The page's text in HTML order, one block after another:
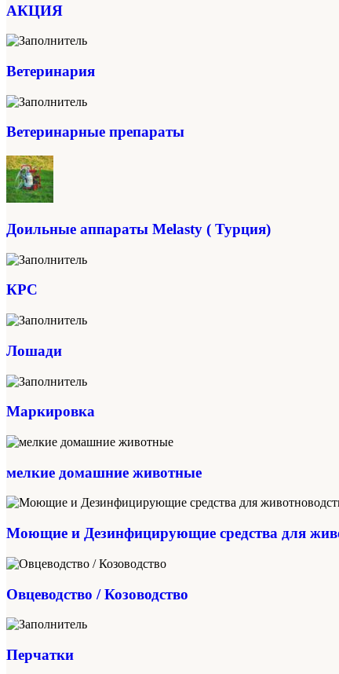
АКЦИЯ
Ветеринария
Ветеринарные препараты
Доильные аппараты Melasty ( Турция)
КРС
Лошади
Маркировка
мелкие домашние животные
Моющие и Дезинфицирующие средства для
Овцеводство / Козоводство
Перчатки